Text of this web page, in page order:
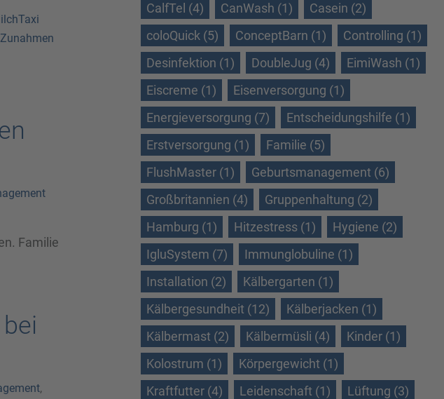
Familie
,
CalfTel (4)
CanWash (1)
Casein (2)
coloQuick (5)
ConceptBarn (1)
Controlling (1)
Desinfektion (1)
DoubleJug (4)
EimiWash (1)
Eiscreme (1)
Eisenversorgung (1)
Energieversorgung (7)
Entscheidungshilfe (1)
Erstversorgung (1)
Familie (5)
FlushMaster (1)
Geburtsmanagement (6)
Großbritannien (4)
Gruppenhaltung (2)
Hamburg (1)
Hitzestress (1)
Hygiene (2)
IgluSystem (7)
Immunglobuline (1)
Installation (2)
Kälbergarten (1)
Kälbergesundheit (12)
Kälberjacken (1)
Kälbermast (2)
Kälbermüsli (4)
Kinder (1)
Kolostrum (1)
Körpergewicht (1)
Kraftfutter (4)
Leidenschaft (1)
Lüftung (3)